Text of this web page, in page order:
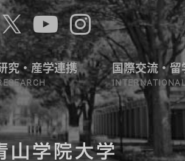
究・産学連携 国際交流・留